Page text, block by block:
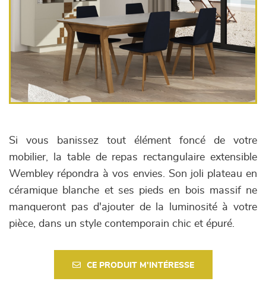
Si vous banissez tout élément foncé de votre
mobilier, la table de repas rectangulaire extensible
Wembley répondra à vos envies. Son joli plateau en
céramique blanche et ses pieds en bois massif ne
manqueront pas d'ajouter de la luminosité à votre
pièce, dans un style contemporain chic et épuré.
CE PRODUIT M'INTÉRESSE